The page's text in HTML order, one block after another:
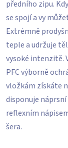
předního zipu.
se spojí a vy
Extrémně
teple a udržuje
vysoké intenzitě.
PFC výborně
vložkám získáte
disponuje
reflexním
šera.